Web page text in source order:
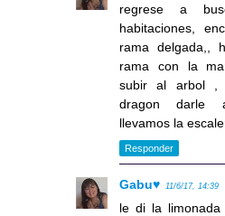
regrese a
habitaciones,
rama delgada,,
rama con la
subir al arbol ,
dragon darle
llevamos la
Responder
Gabu♥ 11/6/17, 14:39
le di la